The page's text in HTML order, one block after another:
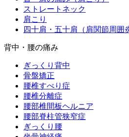
ストレートネック
肩こり
四十肩・五十肩（肩関節周囲
背中・腰の痛み
ぎっくり背中
骨盤矯正
腰椎すべり症
腰椎分離症
腰部椎間板ヘルニア
腰部脊柱管狭窄症
ぎっくり腰